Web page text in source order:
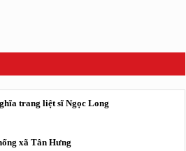
trang liệt sĩ Ngọc Long
xã Tân Hưng